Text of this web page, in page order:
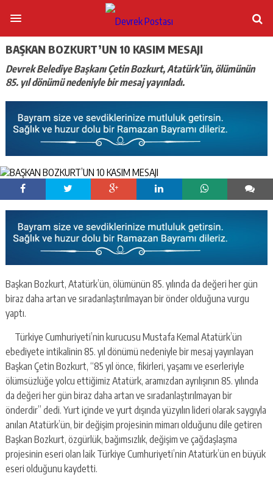
BAŞKAN BOZKURT’UN 10 KASIM MESAJI
Devrek Belediye Başkanı Çetin Bozkurt, Atatürk’ün, ölümünün
85. yıl dönümü nedeniyle bir mesaj yayınladı.
Başkan Bozkurt, Atatürk’ün, ölümünün 85. yılında da değeri her gün
biraz daha artan ve sıradanlaştırılmayan bir önder olduğuna vurgu
yaptı.
Türkiye Cumhuriyeti’nin kurucusu Mustafa Kemal Atatürk’ün
ebediyete intikalinin 85. yıl dönümü nedeniyle bir mesaj yayınlayan
Başkan Çetin Bozkurt, “85 yıl önce, fikirleri, yaşamı ve eserleriyle
ölümsüzlüğe yolcu ettiğimiz Atatürk, aramızdan ayrılışının 85. yılında
da değeri her gün biraz daha artan ve sıradanlaştırılmayan bir
önderdir” dedi. Yurt içinde ve yurt dışında yüzyılın lideri olarak saygıyla
anılan Atatürk’ün, bir değişim projesinin mimarı olduğunu dile getiren
Başkan Bozkurt, özgürlük, bağımsızlık, değişim ve çağdaşlaşma
projesinin eseri olan laik Türkiye Cumhuriyeti’nin Atatürk’ün en büyük
eseri olduğunu kaydetti.